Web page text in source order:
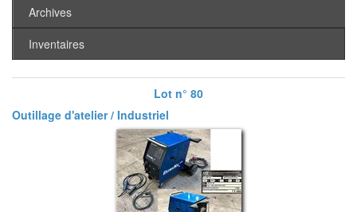
Archives
Inventaires
Lot n° 80
Outillage d'atelier / Industriel